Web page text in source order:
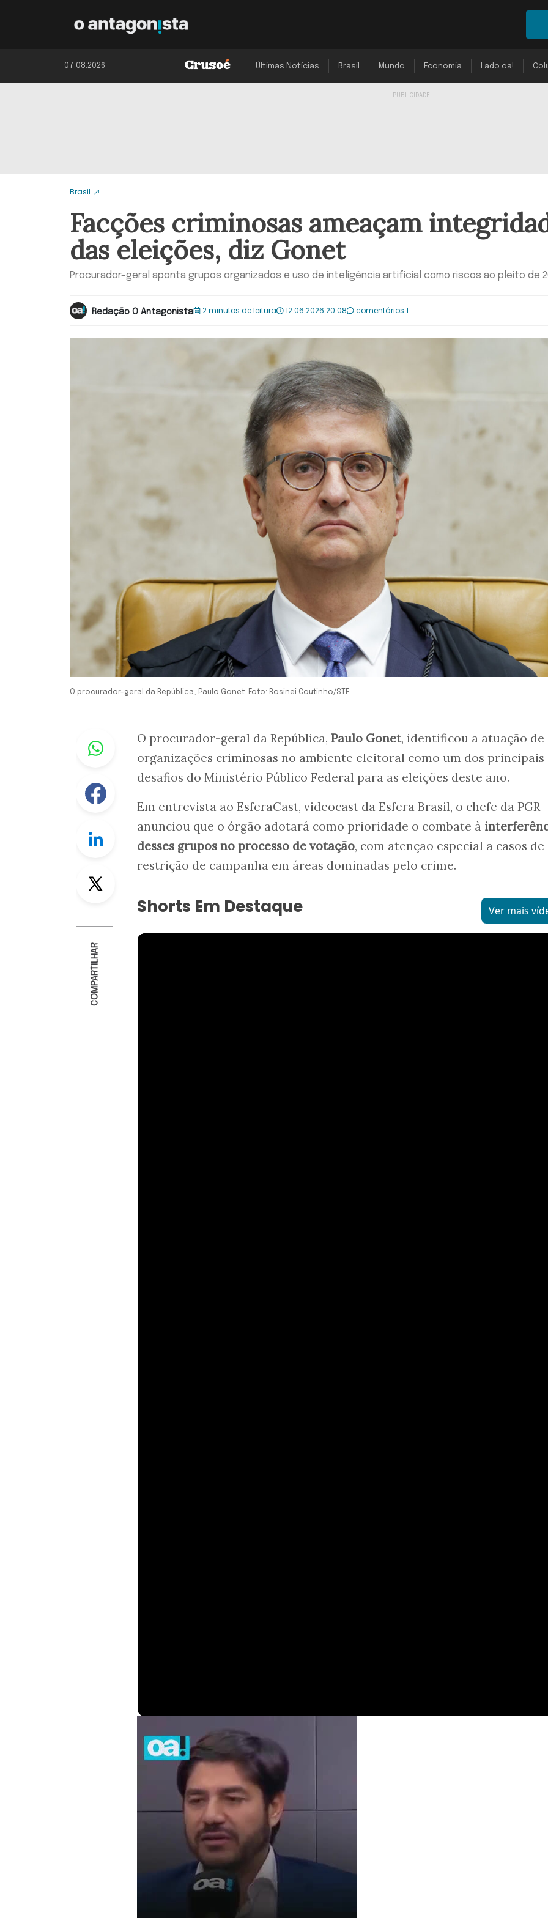
07.08.2026 Últimas Notícias Brasil Mundo Economia Lado oa!
Brasil
Facções criminosas ameaçam
das eleições, diz Gonet
Procurador-geral aponta grupos organizados e uso de inteligência artificial como riscos ao pleito de
Redação O Antagonista 2 minutos de leitura 12.06.2026 20:08 comentários 1
O procurador-geral da República, Paulo Gonet. Foto: Rosinei Coutinho/STF
Whastapp
Facebook
Linkedin
Twitter
COMPARTILHAR
O procurador-geral da República, Paulo Gonet, identificou a atuação de
organizações criminosas no ambiente eleitoral como um dos principais
desafios do Ministério Público Federal para as eleições deste ano.
Em entrevista ao EsferaCast, videocast da Esfera Brasil, o chefe da PGR
anunciou que o órgão adotará como prioridade o combate à
desses grupos no processo de votação, com atenção especial a casos de
restrição de campanha em áreas dominadas pelo crime.
Shorts Em Destaque Ver mais